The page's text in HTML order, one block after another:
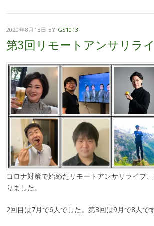
2020年8月15日 BY GS1013
第3回リモートアンサリラ
コロナ対策で始めたリモートアンサリライブ
りました。
2回目は7月で6人でした。第3回は9月で8人です